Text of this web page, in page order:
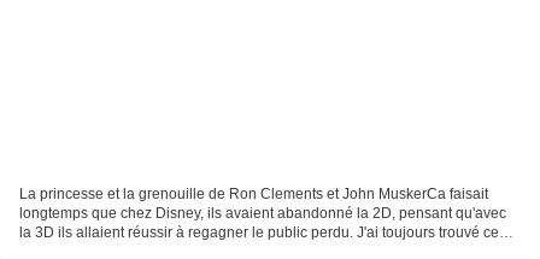
La princesse et la grenouille de Ron Clements et John MuskerCa faisait
longtemps que chez Disney, ils avaient abandonné la 2D, pensant qu'avec
la 3D ils allaient réussir à regagner le public perdu. J'ai toujours trouvé ce